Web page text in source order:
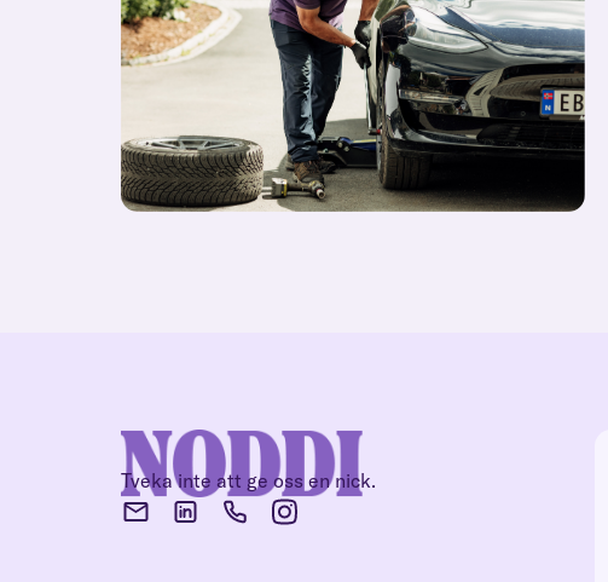
Tveka inte att ge oss en nick.